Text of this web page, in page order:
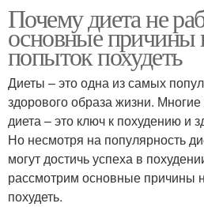
Почему диета не
основные причины
попыток похудеть
Диеты – это одна из самых
здорового образа жизни.
диета – это ключ к похудению и
Но несмотря на популярность
могут достичь успеха в
рассмотрим основные причины
похудеть.